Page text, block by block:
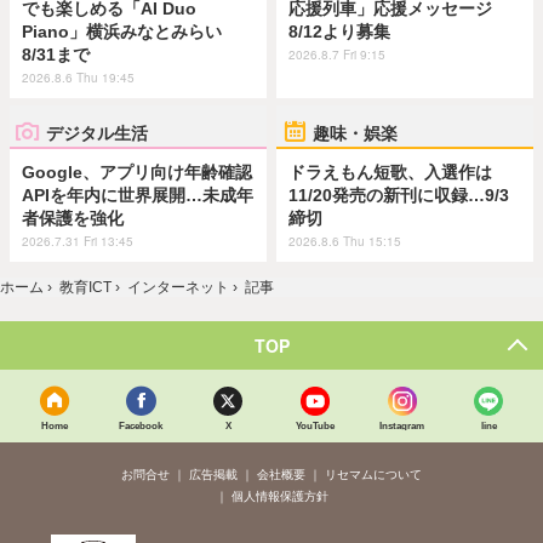
でも楽しめる「AI Duo
Piano」横浜みなとみらい
8/31まで
2026.8.6 Thu 19:45
応援列車」応援メッセージ
8/12より募集
2026.8.7 Fri 9:15
デジタル生活
Google、アプリ向け年齢確認
APIを年内に世界展開…未成年
者保護を強化
2026.7.31 Fri 13:45
趣味・娯楽
ドラえもん短歌、入選作は
11/20発売の新刊に収録…9/3
締切
2026.8.6 Thu 15:15
ホーム › 教育ICT › インターネット › 記事
TOP
Home Facebook X YouTube Instagram line
お問合せ 広告掲載 会社概要
リセマムについて
個人情報保護方針